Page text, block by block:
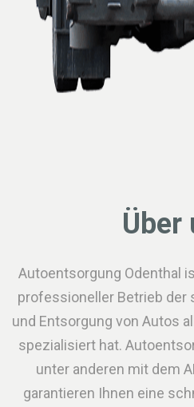
Über
Autoentsorgung Odenthal
professioneller Betrieb der
und Entsorgung von Autos
spezialisiert hat.
unter anderen mit dem
garantieren Ihnen eine